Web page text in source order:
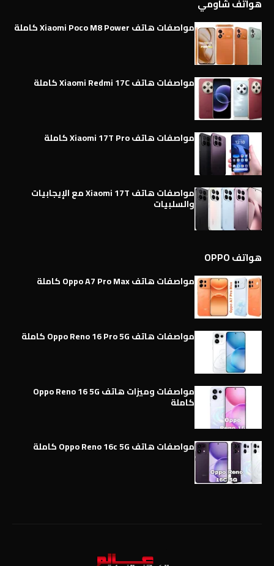
هواتف شاومي
مواصفات هاتف Xiaomi Poco M8 Power كاملة
مواصفات هاتف Xiaomi Redmi 17C كاملة
مواصفات هاتف Xiaomi 17T Pro كاملة
مواصفات هاتف Xiaomi 17T مع الإيجابيات
والسلبيات
هواتف OPPO
مواصفات هاتف Oppo A7 Pro Max كاملة
مواصفات هاتف Oppo Reno 16 Pro 5G كاملة
مواصفات وميزات هاتف Oppo Reno 16 5G
كاملة
مواصفات هاتف Oppo Reno 16c 5G كاملة